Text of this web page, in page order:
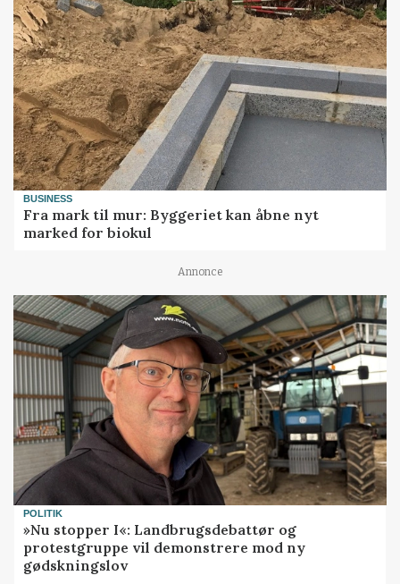
BUSINESS
Fra mark til mur: Byggeriet kan åbne nyt
marked for biokul
Annonce
POLITIK
»Nu stopper I«: Landbrugsdebattør og
protestgruppe vil demonstrere mod ny
gødskningslov